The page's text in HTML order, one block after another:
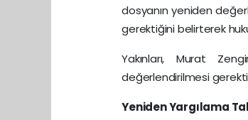
dosyanın yeniden
gerektiğini belirterek
Yakınları, Murat
değerlendirilmesi
Yeniden Yargılama